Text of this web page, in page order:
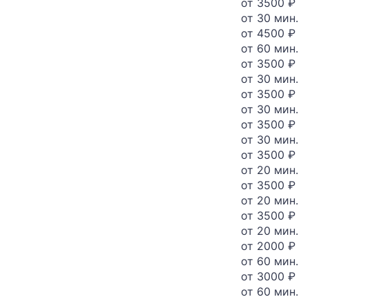
от 3500 ₽
от 30 мин.
от 4500 ₽
от 60 мин.
от 3500 ₽
от 30 мин.
от 3500 ₽
от 30 мин.
от 3500 ₽
от 30 мин.
от 3500 ₽
от 20 мин.
от 3500 ₽
от 20 мин.
от 3500 ₽
от 20 мин.
от 2000 ₽
от 60 мин.
от 3000 ₽
от 60 мин.